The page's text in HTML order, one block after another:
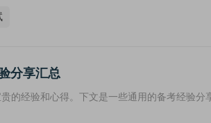
分享汇总
的经验和心得。下文是一些通用的备考经验分